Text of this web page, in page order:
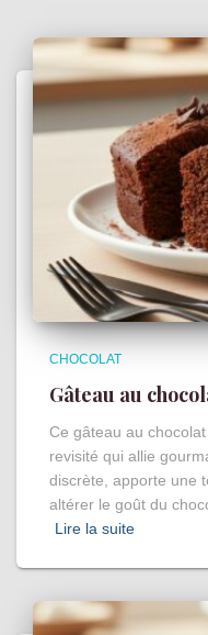
CHOCOLAT
Gâteau au
Ce gâteau au
revisité qui allie
discrète, apporte une
altérer le goût du
Lire la suite